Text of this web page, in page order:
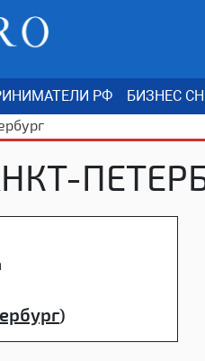
РФ БИЗНЕС
)